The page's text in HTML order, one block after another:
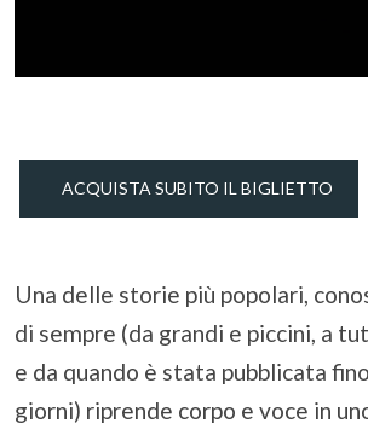
ACQUISTA SUBITO IL BIGLIETTO
Una delle storie più popolari,
di sempre (da grandi e piccini, a
e da quando è stata pubblicata
giorni) riprende corpo e voce in